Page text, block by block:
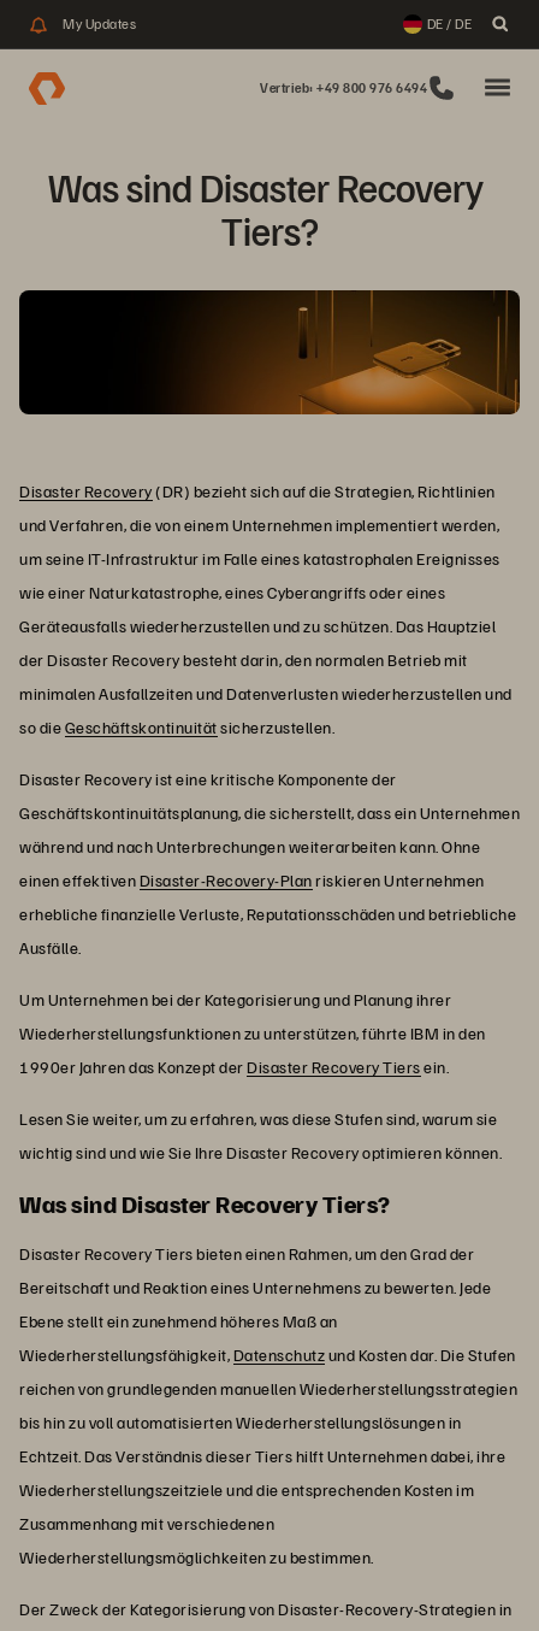
My Updates DE / DE
Vertrieb: +49 800 976 6494
Was sind Disaster Recovery
Tiers?
Disaster Recovery(DR) bezieht sich auf die Strategien, Richtlinien
und Verfahren, die von einem Unternehmen implementiert werden,
um seine IT-Infrastruktur im Falle eines katastrophalen Ereignisses
wie einer Naturkatastrophe, eines Cyberangriffs oder eines
Geräteausfalls wiederherzustellen und zu schützen. Das Hauptziel
der Disaster Recovery besteht darin, den normalen Betrieb mit
minimalen Ausfallzeiten und Datenverlusten wiederherzustellen und
so dieGeschäftskontinuitätsicherzustellen.
Disaster Recovery ist eine kritische Komponente der
Geschäftskontinuitätsplanung, die sicherstellt, dass ein Unternehmen
während und nach Unterbrechungen weiterarbeiten kann. Ohne
einen effektivenDisaster-Recovery-Planriskieren Unternehmen
erhebliche finanzielle Verluste, Reputationsschäden und betriebliche
Ausfälle.
Um Unternehmen bei der Kategorisierung und Planung ihrer
Wiederherstellungsfunktionen zu unterstützen, führte IBM in den
1990er Jahren das Konzept derDisaster Recovery Tiersein.
Lesen Sie weiter, um zu erfahren, was diese Stufen sind, warum sie
wichtig sind und wie Sie Ihre Disaster Recovery optimieren können.
Was sind Disaster Recovery Tiers?
Disaster Recovery Tiers bieten einen Rahmen, um den Grad der
Bereitschaft und Reaktion eines Unternehmens zu bewerten. Jede
Ebene stellt ein zunehmend höheres Maß an
Wiederherstellungsfähigkeit,Datenschutzund Kosten dar. Die Stufen
reichen von grundlegenden manuellen Wiederherstellungsstrategien
bis hin zu voll automatisierten Wiederherstellungslösungen in
Echtzeit. Das Verständnis dieser Tiers hilft Unternehmen dabei, ihre
Wiederherstellungszeitziele und die entsprechenden Kosten im
Zusammenhang mit verschiedenen
Wiederherstellungsmöglichkeiten zu bestimmen.
Der Zweck der Kategorisierung von Disaster-Recovery-Strategien in